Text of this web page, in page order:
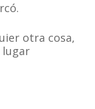
otra cosa,
lugar